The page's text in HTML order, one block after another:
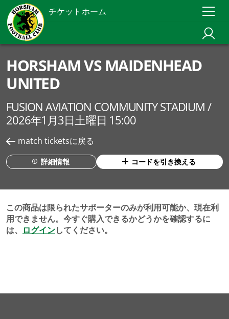
チケットホーム
HORSHAM VS MAIDENHEAD
UNITED
FUSION AVIATION COMMUNITY STADIUM /
2026年1月3日土曜日 15:00
match ticketsに戻る
詳細情報 コードを引き換える
この商品は限られたサポーターのみが利用可能か、現在利
用できません。今すぐ購入できるかどうかを確認するに
は、
ログインしてください。